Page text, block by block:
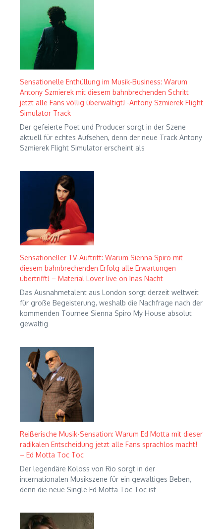
Sensationelle Enthüllung im Musik-Business: Warum
Antony Szmierek mit diesem bahnbrechenden Schritt
jetzt alle Fans völlig überwältigt! -Antony Szmierek Flight
Simulator Track
Der gefeierte Poet und Producer sorgt in der Szene
aktuell für echtes Aufsehen, denn der neue Track Antony
Szmierek Flight Simulator erscheint als
Sensationeller TV-Auftritt: Warum Sienna Spiro mit
diesem bahnbrechenden Erfolg alle Erwartungen
übertrifft! – Material Lover live on Inas Nacht
Das Ausnahmetalent aus London sorgt derzeit weltweit
für große Begeisterung, weshalb die Nachfrage nach der
kommenden Tournee Sienna Spiro My House absolut
gewaltig
Reißerische Musik-Sensation: Warum Ed Motta mit dieser
radikalen Entscheidung jetzt alle Fans sprachlos macht!
– Ed Motta Toc Toc
Der legendäre Koloss von Rio sorgt in der
internationalen Musikszene für ein gewaltiges Beben,
denn die neue Single Ed Motta Toc Toc ist